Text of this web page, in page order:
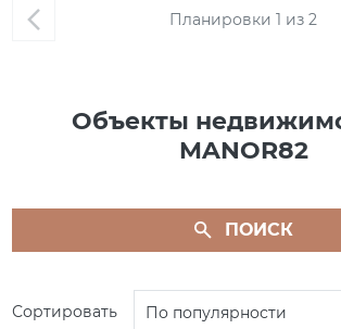
Планировки 1 из 2
Объекты
MANOR82
ПОИСК
Сортировать По популярности